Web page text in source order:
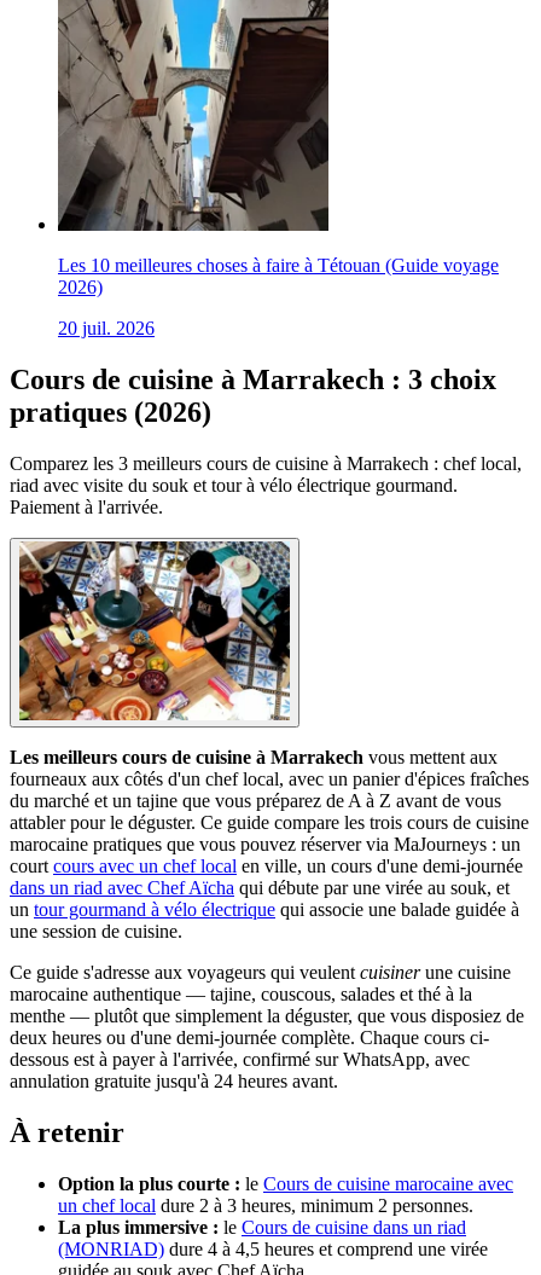
Les 10 meilleures choses à faire à Tétouan (Guide voyage
2026)
20 juil. 2026
Cours de cuisine à Marrakech : 3 choix
pratiques (2026)
Comparez les 3 meilleurs cours de cuisine à Marrakech : chef local,
riad avec visite du souk et tour à vélo électrique gourmand.
Paiement à l'arrivée.
Les meilleurs cours de cuisine à Marrakech vous mettent aux
fourneaux aux côtés d'un chef local, avec un panier d'épices fraîches
du marché et un tajine que vous préparez de A à Z avant de vous
attabler pour le déguster. Ce guide compare les trois cours de cuisine
marocaine pratiques que vous pouvez réserver via MaJourneys : un
court cours avec un chef local en ville, un cours d'une demi-journée
dans un riad avec Chef Aïcha qui débute par une virée au souk, et
un tour gourmand à vélo électrique qui associe une balade guidée à
une session de cuisine.
Ce guide s'adresse aux voyageurs qui veulent cuisinerune cuisine
marocaine authentique — tajine, couscous, salades et thé à la
menthe — plutôt que simplement la déguster, que vous disposiez de
deux heures ou d'une demi-journée complète. Chaque cours ci-
dessous est à payer à l'arrivée, confirmé sur WhatsApp, avec
annulation gratuite jusqu'à 24 heures avant.
À retenir
Option la plus courte : le Cours de cuisine marocaine avec
un chef local dure 2 à 3 heures, minimum 2 personnes.
La plus immersive : le Cours de cuisine dans un riad
(MONRIAD) dure 4 à 4,5 heures et comprend une virée
guidée au souk avec Chef Aïcha.